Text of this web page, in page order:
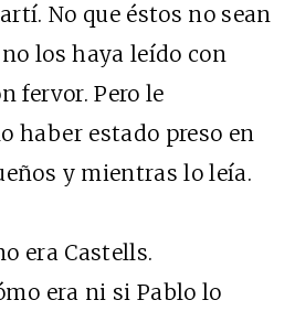
No que éstos no sean
los haya leído con
fervor. Pero le
haber estado preso en
y mientras lo leía.
era Castells.
era ni si Pablo lo